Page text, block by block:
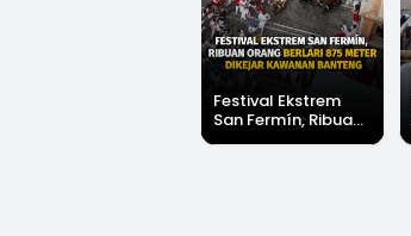
Festival Ekstrem
San Fermín, Ribuan
Orang Berlari 875